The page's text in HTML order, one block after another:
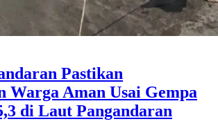
Pastikan
Warga Aman Usai Gempa
di Laut Pangandaran